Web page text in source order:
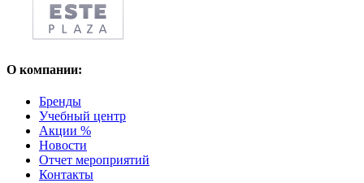
О компании:
Бренды
Учебный центр
Акции %
Новости
Отчет мероприятий
Контакты